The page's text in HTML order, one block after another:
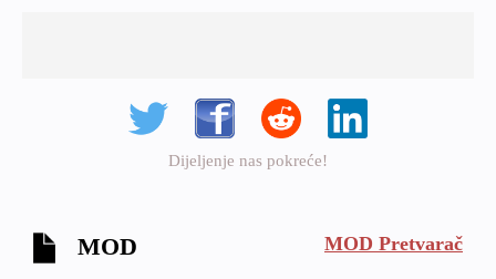
Dijeljenje nas pokreće!
MOD MOD Pretvarač